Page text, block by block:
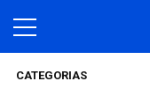
CATEGORIAS